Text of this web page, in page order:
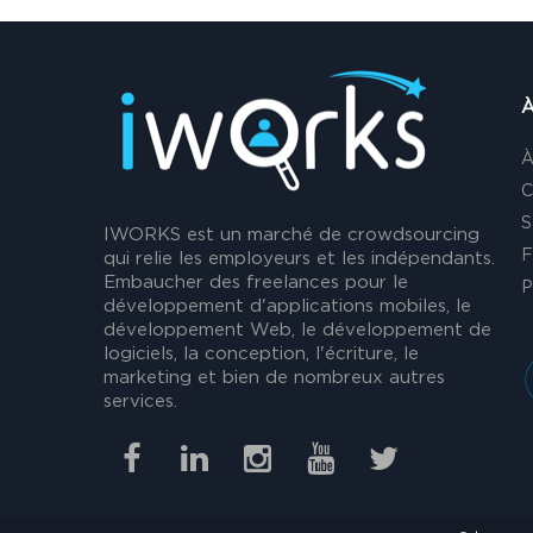
IWORKS est un marché de crowdsourcing
qui relie les employeurs et les indépendants.
Embaucher des freelances pour le
développement d'applications mobiles, le
développement Web, le développement de
logiciels, la conception, l'écriture, le
marketing et bien de nombreux autres
services.